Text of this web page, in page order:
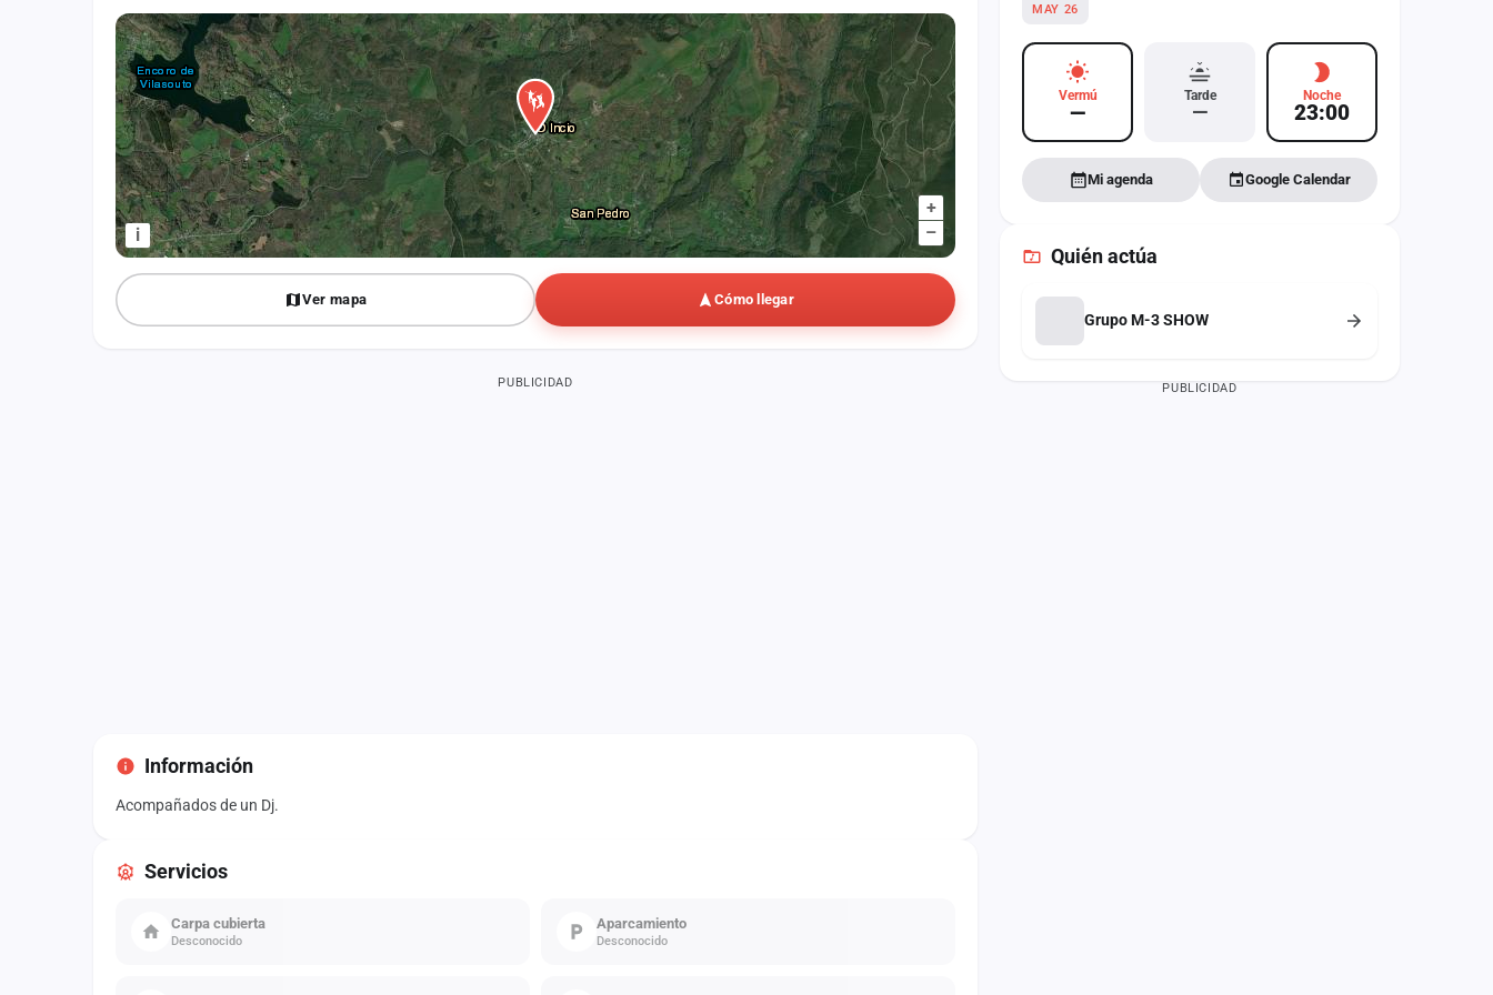
+
–
i
Ver mapa Cómo llegar
PUBLICIDAD
Información
Acompañados de un Dj.
Servicios
Carpa cubierta
Desconocido
Aparcamiento
Desconocido
MAY 26
Vermú
—
Tarde
—
Noche
23:00
Mi agenda Google Calendar
Quién actúa
Grupo M-3 SHOW
PUBLICIDAD
Iniciar sesión
Crear cuenta